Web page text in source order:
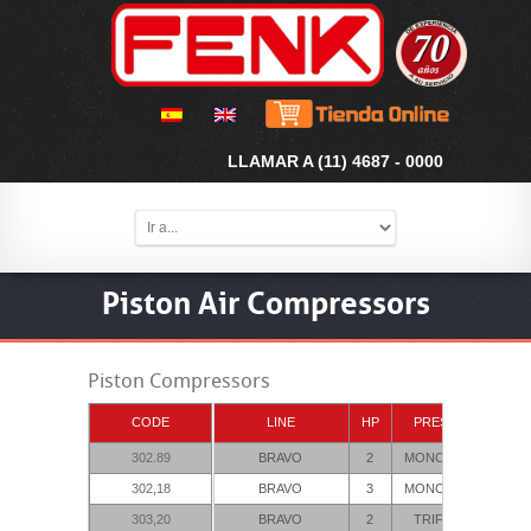
LLAMAR A (11) 4687 - 0000
Piston Air Compressors
Piston Compressors
LINE HP PRESSURE
BRAVO 2 MONOFASICO
BRAVO 3 MONOFASICO
BRAVO 2 TRIFASICO
CODE
302.89
302,18
303,20